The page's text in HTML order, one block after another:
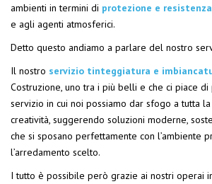
ambienti in termini di protezione e resistenza
e agli agenti atmosferici.
Detto questo andiamo a parlare del nostro
Il nostro servizio tinteggiatura e
Costruzione, uno tra i più belli e che ci piace
servizio in cui noi possiamo dar sfogo a tutta
creatività, suggerendo soluzioni moderne,
che si sposano perfettamente con l’ambiente
l’arredamento scelto.
I tutto è possibile però grazie ai nostri operai